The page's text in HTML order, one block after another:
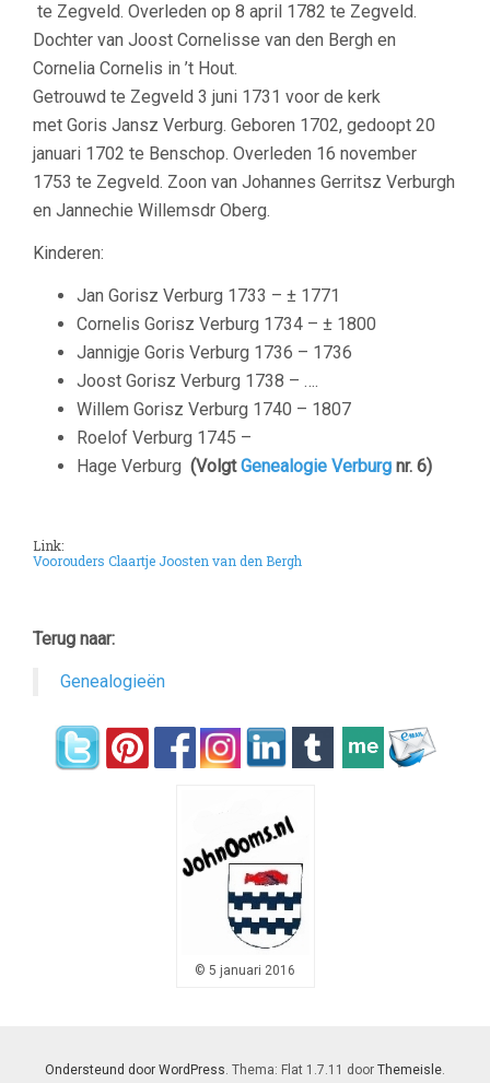
te Zegveld. Overleden op 8 april 1782 te Zegveld.
Dochter van Joost Cornelisse van den Bergh en
Cornelia Cornelis in ’t Hout.
Getrouwd te Zegveld 3 juni 1731 voor de kerk
met Goris Jansz Verburg. Geboren 1702, gedoopt 20
januari 1702 te Benschop. Overleden 16 november
1753 te Zegveld. Zoon van Johannes Gerritsz Verburgh
en Jannechie Willemsdr Oberg.
Kinderen:
Jan Gorisz Verburg 1733 – ± 1771
Cornelis Gorisz Verburg 1734 – ± 1800
Jannigje Goris Verburg 1736 – 1736
Joost Gorisz Verburg 1738 – ….
Willem Gorisz Verburg 1740 – 1807
Roelof Verburg 1745 –
Hage Verburg (VolgtGenealogie Verburg nr. 6)
Link:
Voorouders Claartje Joosten van den Bergh
Terug naar:
Genealogieën
© 5 januari 2016
Ondersteund door WordPress. Thema: Flat 1.7.11 door Themeisle.